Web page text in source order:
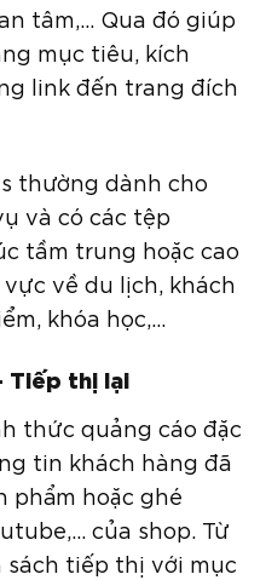
tâm,… Qua đó giúp
mục tiêu, kích
link đến trang đích
thường dành cho
và có các tệp
tầm trung hoặc cao
về du lịch, khách
khóa học,…
Tiếp thị lại
thức quảng cáo đặc
tin khách hàng đã
phẩm hoặc ghé
của shop. Từ
tiếp thị với mục